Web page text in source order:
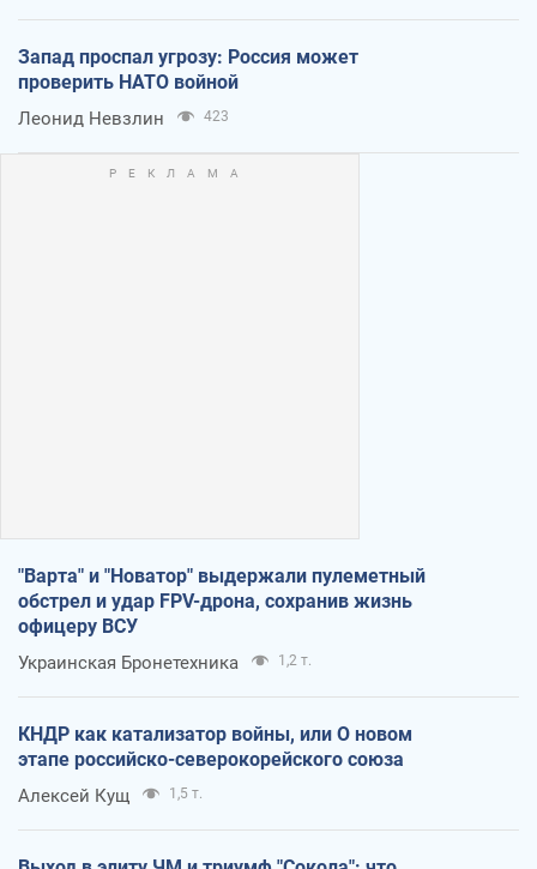
Запад проспал угрозу: Россия может
проверить НАТО войной
Леонид Невзлин 423
"Варта" и "Новатор" выдержали пулеметный
обстрел и удар FPV-дрона, сохранив жизнь
офицеру ВСУ
Украинская Бронетехника 1,2 т.
КНДР как катализатор войны, или О новом
этапе российско-северокорейского союза
Алексей Кущ 1,5 т.